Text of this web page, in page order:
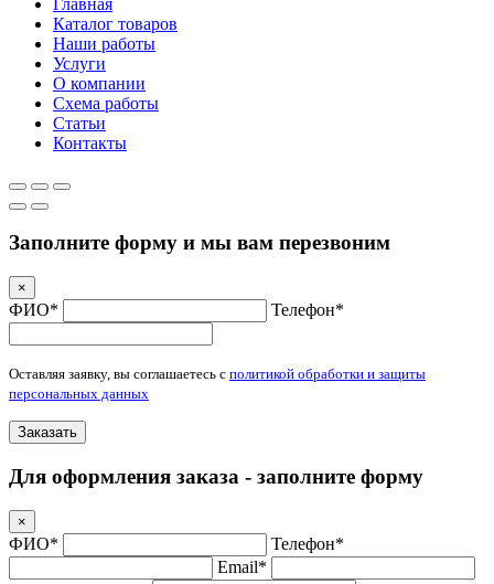
Каталог товаров
Наши работы
Услуги
О компании
Схема работы
Статьи
Контакты
Заполните форму и мы вам перезвоним
×
ФИО* Телефон*
Оставляя заявку, вы соглашаетесь с политикой обработки и защиты
персональных данных
Заказать
Для оформления заказа - заполните форму
×
ФИО*
Телефон*
Email*